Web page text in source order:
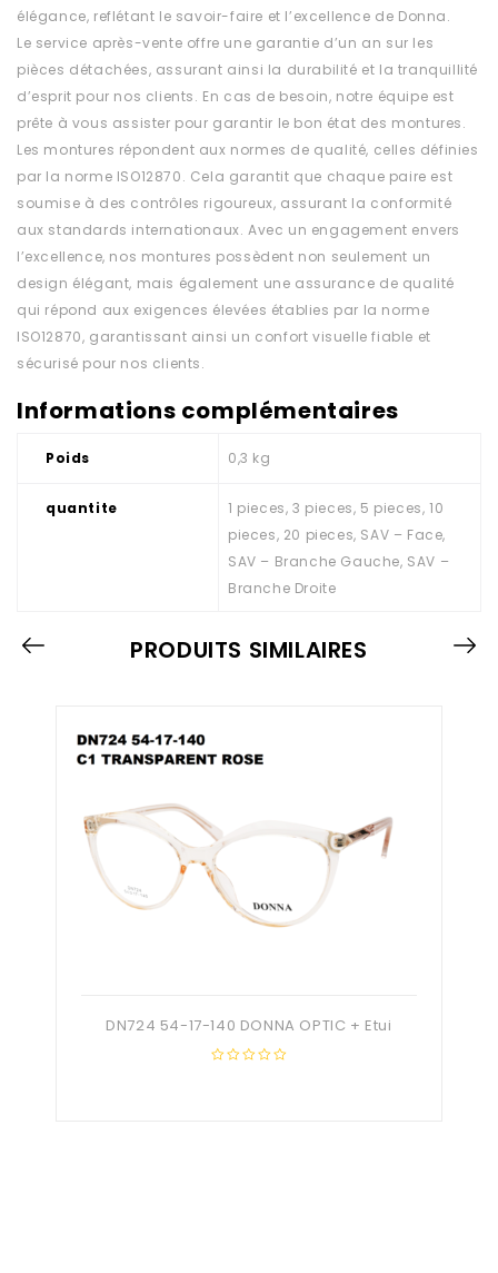
élégance, reflétant le savoir-faire et l’excellence de Donna.
Le service après-vente offre une garantie d’un an sur les
pièces détachées, assurant ainsi la durabilité et la tranquillité
d’esprit pour nos clients. En cas de besoin, notre équipe est
prête à vous assister pour garantir le bon état des montures.
Les montures répondent aux normes de qualité, celles définies
par la norme ISO12870. Cela garantit que chaque paire est
soumise à des contrôles rigoureux, assurant la conformité
aux standards internationaux. Avec un engagement envers
l’excellence, nos montures possèdent non seulement un
design élégant, mais également une assurance de qualité
qui répond aux exigences élevées établies par la norme
ISO12870, garantissant ainsi un confort visuelle fiable et
sécurisé pour nos clients.
Informations complémentaires
Poids 0,3 kg
quantite
1 pieces, 3 pieces, 5 pieces, 10
pieces, 20 pieces, SAV – Face,
SAV – Branche Gauche, SAV –
Branche Droite
PRODUITS SIMILAIRES
DN724 54-17-140 DONNA OPTIC + Etui